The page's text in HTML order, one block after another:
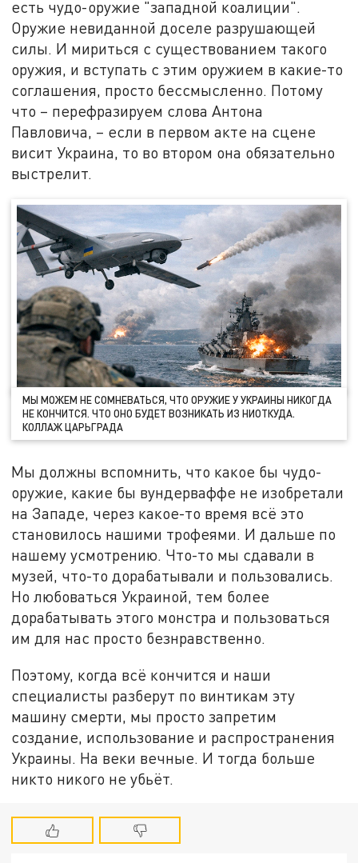
есть чудо-оружие "западной коалиции".
Оружие невиданной доселе разрушающей
силы. И мириться с существованием такого
оружия, и вступать с этим оружием в какие-то
соглашения, просто бессмысленно. Потому
что – перефразируем слова Антона
Павловича, – если в первом акте на сцене
висит Украина, то во втором она обязательно
выстрелит.
МЫ МОЖЕМ НЕ СОМНЕВАТЬСЯ, ЧТО ОРУЖИЕ У УКРАИНЫ НИКОГДА
НЕ КОНЧИТСЯ. ЧТО ОНО БУДЕТ ВОЗНИКАТЬ ИЗ НИОТКУДА.
КОЛЛАЖ ЦАРЬГРАДА
Мы должны вспомнить, что какое бы чудо-
оружие, какие бы вундерваффе не изобретали
на Западе, через какое-то время всё это
становилось нашими трофеями. И дальше по
нашему усмотрению. Что-то мы сдавали в
музей, что-то дорабатывали и пользовались.
Но любоваться Украиной, тем более
дорабатывать этого монстра и пользоваться
им для нас просто безнравственно.
Поэтому, когда всё кончится и наши
специалисты разберут по винтикам эту
машину смерти, мы просто запретим
создание, использование и распространения
Украины. На веки вечные. И тогда больше
никто никого не убьёт.